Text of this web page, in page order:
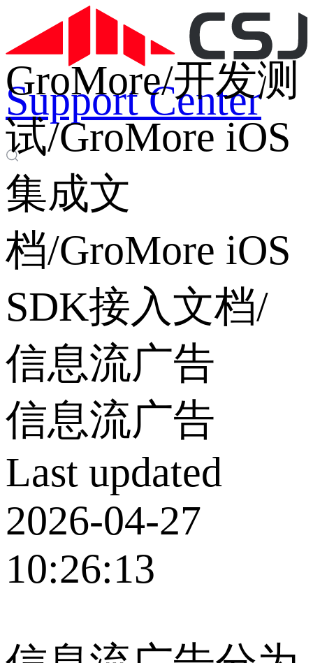
Support Center
GroMore/开发测
试/GroMore iOS
集成文
档/GroMore iOS
SDK接入文档/
信息流广告
信息流广告
Last updated
2026-04-27
10:26:13